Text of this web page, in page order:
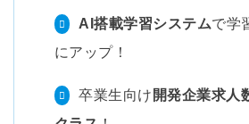
AI搭載学習システムで学
にアップ！
卒業生向け 開発企業求人